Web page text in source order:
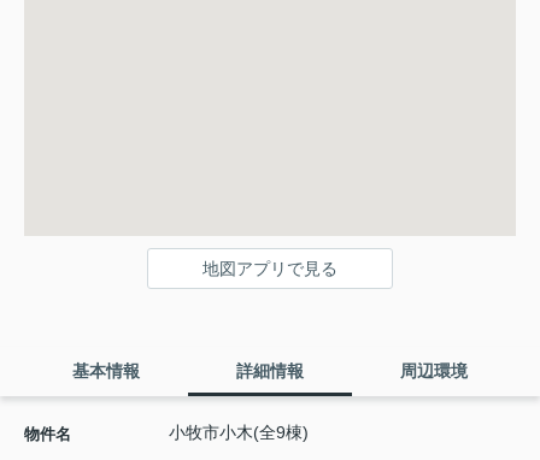
地図アプリで見る
基本情報 詳細情報 周辺環境
物件名 小牧市小木(全9棟)